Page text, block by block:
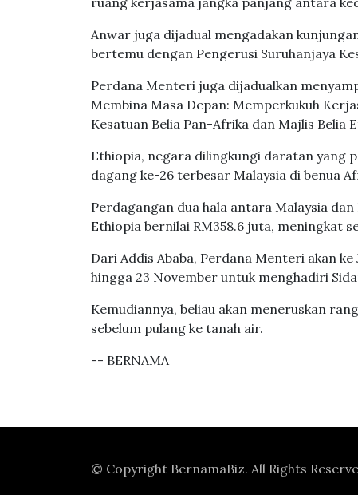
Anwar juga dijadual mengadakan
bertemu dengan Pengerusi Suruhanjaya
Perdana Menteri juga dijadualkan
Membina Masa Depan: Memperkukuh
Kesatuan Belia Pan-Afrika dan Majlis Belia
Ethiopia, negara dilingkungi daratan yang
dagang ke-26 terbesar Malaysia di benua
Perdagangan dua hala antara Malaysia
Ethiopia bernilai RM358.6 juta, meningkat
Dari Addis Ababa, Perdana Menteri akan
hingga 23 November untuk menghadiri
Kemudiannya, beliau akan meneruskan
sebelum pulang ke tanah air.
-- BERNAMA
© Copyright BernamaBiz. All Rights